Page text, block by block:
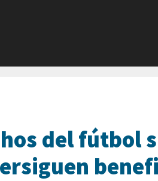
del fútbol